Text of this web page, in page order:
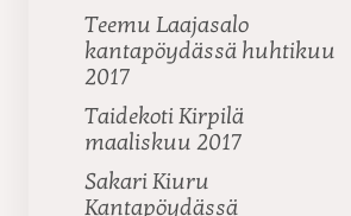
Teemu Laajasalo
kantapöydässä huhtikuu
2017
Taidekoti Kirpilä
maaliskuu 2017
Sakari Kiuru
Kantapöydässä